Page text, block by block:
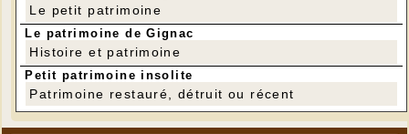
Le petit patrimoine
Le patrimoine de Gignac
Histoire et patrimoine
Petit patrimoine insolite
Patrimoine restauré, détruit ou récent